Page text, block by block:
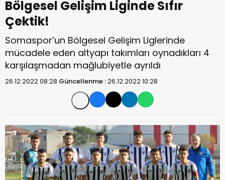
Bölgesel Gelişim Liginde Sıfır
Çektik!
Somaspor’un Bölgesel Gelişim Liglerinde
mücadele eden altyapı takımları oynadıkları 4
karşılaşmadan mağlubiyetle ayrıldı
26.12.2022 08:28 Güncellenme :26.12.2022 10:28